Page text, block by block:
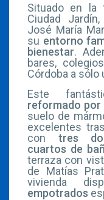
Situado en la
Ciudad
José María
su entorno
bienestar.
bares,
Córdoba a
Este
reformado por
suelo de
excelentes
con tres
cuartos de
terraza con
de Matías
vivienda
empotrados